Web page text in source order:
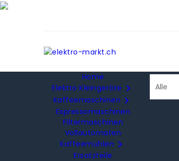
Home
Elektro Kleingeräte 
Kaffeemaschinen 
Espressomaschinen
Filtermaschinen
Vollautomaten
Kaffeemühlen 
Ersatzteile